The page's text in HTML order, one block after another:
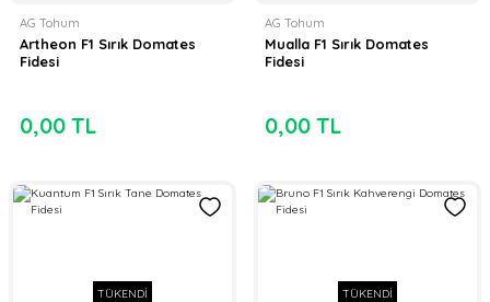
AG Tohum
Artheon F1 Sırık Domates
Fidesi
0,00 TL
AG Tohum
Mualla F1 Sırık Domates
Fidesi
0,00 TL
TÜKENDİ TÜKENDİ